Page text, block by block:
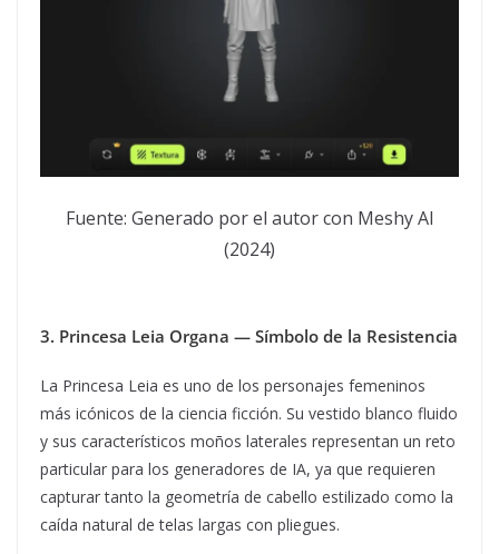
Fuente: Generado por el autor con Meshy AI
(2024)
3. Princesa Leia Organa — Símbolo de la Resistencia
La Princesa Leia es uno de los personajes femeninos
más icónicos de la ciencia ficción. Su vestido blanco fluido
y sus característicos moños laterales representan un reto
particular para los generadores de IA, ya que requieren
capturar tanto la geometría de cabello estilizado como la
caída natural de telas largas con pliegues.